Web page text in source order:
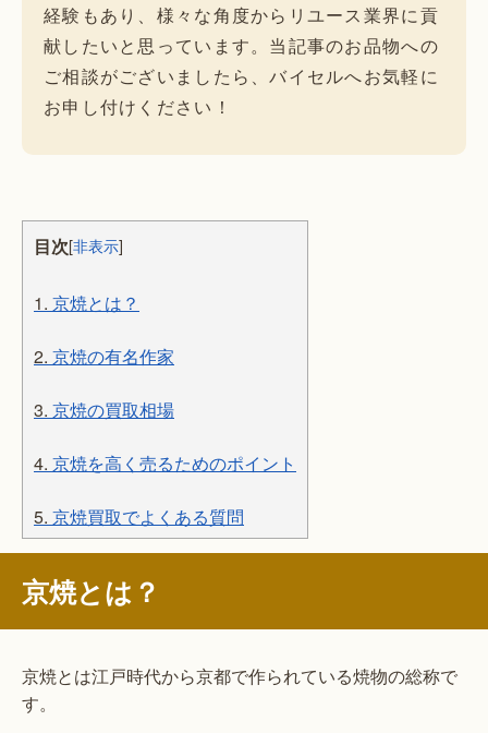
経験もあり、様々な角度からリユース業界に貢
献したいと思っています。当記事のお品物への
ご相談がございましたら、バイセルへお気軽に
お申し付けください！
目次[非表示]
1. 京焼とは？
2. 京焼の有名作家
3. 京焼の買取相場
4. 京焼を高く売るためのポイント
5. 京焼買取でよくある質問
京焼とは？
京焼とは江戸時代から京都で作られている焼物の総称で
す。